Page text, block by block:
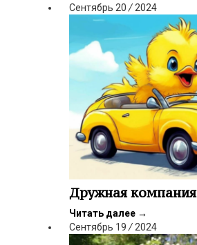
Сентябрь 20 / 2024
Дружная компания
Читать далее →
Сентябрь 19 / 2024